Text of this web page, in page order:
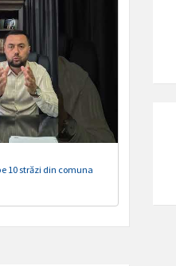
10 străzi din comuna